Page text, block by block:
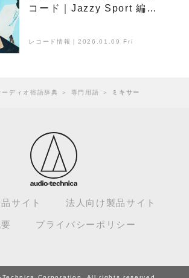
コード｜Jazzy Sport 編
レコード情報｜2026.01.09 Fri
ーディオ俗語辞典 ＞ 専門用語 ＞ ミキサー
サイト 法人向け製品サイト
プライバシーポリシー